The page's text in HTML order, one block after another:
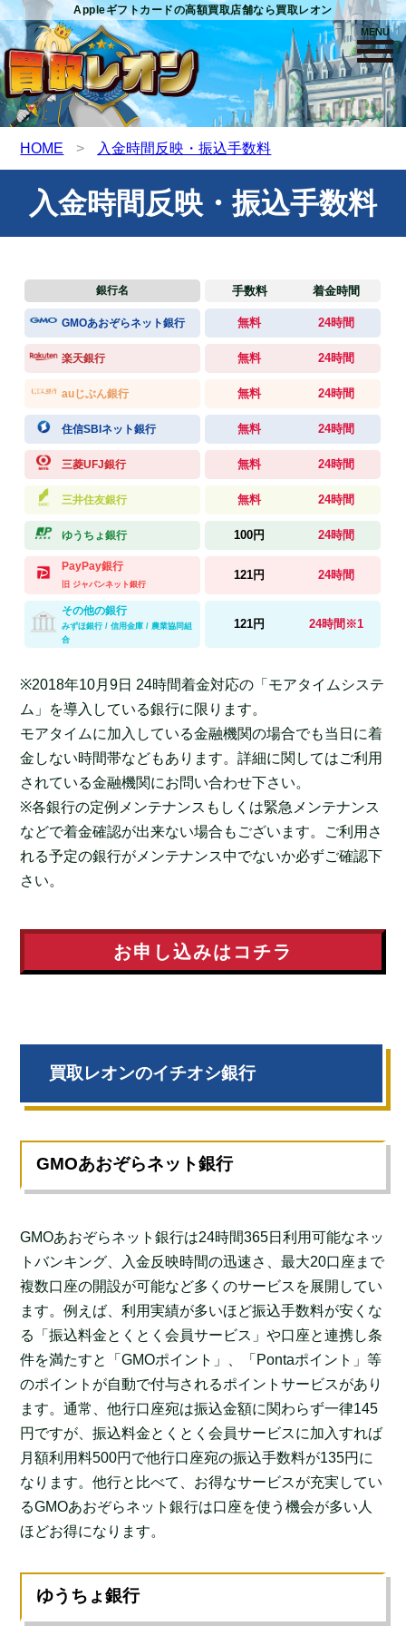
Appleギフトカードの高額買取店舗なら買取レオン
MENU
HOME > 入金時間反映・振込手数料
入金時間反映・振込手数料
銀行名 手数料 着金時間
GMOあおぞらネット銀行 無料 24時間
楽天銀行 無料 24時間
auじぶん銀行 無料 24時間
住信SBIネット銀行 無料 24時間
三菱UFJ銀行 無料 24時間
三井住友銀行 無料 24時間
ゆうちょ銀行 100円 24時間
PayPay銀行
旧 ジャパンネット銀行
121円 24時間
その他の銀行
みずほ銀行 / 信用金庫 / 農業協同組
合
121円 24時間※1
※2018年10月9日 24時間着金対応の「モアタイムシステ
ム」を導入している銀行に限ります。
モアタイムに加入している金融機関の場合でも当日に着
金しない時間帯などもあります。詳細に関してはご利用
されている金融機関にお問い合わせ下さい。
※各銀行の定例メンテナンスもしくは緊急メンテナンス
などで着金確認が出来ない場合もございます。ご利用さ
れる予定の銀行がメンテナンス中でないか必ずご確認下
さい。
お申し込みはコチラ
買取レオンのイチオシ銀行
GMOあおぞらネット銀行
GMOあおぞらネット銀行は24時間365日利用可能なネッ
トバンキング、入金反映時間の迅速さ、最大20口座まで
複数口座の開設が可能など多くのサービスを展開してい
ます。例えば、利用実績が多いほど振込手数料が安くな
る「振込料金とくとく会員サービス」や口座と連携し条
件を満たすと「GMOポイント」、「Pontaポイント」等
のポイントが自動で付与されるポイントサービスがあり
ます。通常、他行口座宛は振込金額に関わらず一律145
円ですが、振込料金とくとく会員サービスに加入すれば
月額利用料500円で他行口座宛の振込手数料が135円に
なります。他行と比べて、お得なサービスが充実してい
るGMOあおぞらネット銀行は口座を使う機会が多い人
ほどお得になります。
ゆうちょ銀行